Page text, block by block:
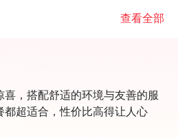
查看全部
，搭配舒适的环境与友善的服
超适合，性价比高得让人心